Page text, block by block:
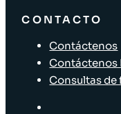
CONTACTO
Contáctenos
Contáctenos
Consultas